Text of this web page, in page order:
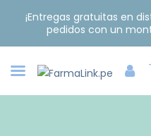
¡Entregas gratuitas en
pedidos con un